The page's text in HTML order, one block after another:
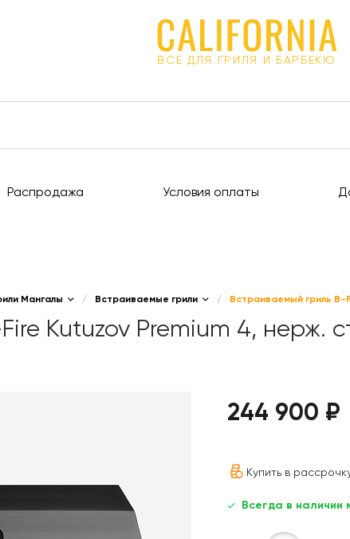
ВСЕ ДЛЯ ГРИЛЯ И БАРБЕКЮ
Распродажа Условия оплаты
Мангалы / Встраиваемые грили / Встраиваемый гриль B-
Kutuzov Premium 4, нерж.
244 900 ₽
Купить в
Всегда в наличии